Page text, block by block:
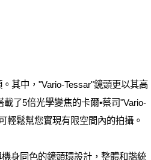
其中，"Vario-Tessar"鏡頭更以其高
了5倍光學變焦的卡爾•蔡司"Vario-
輕鬆幫您實現有限空間內的拍攝。
身同色的鏡頭環設計，整體和諧統